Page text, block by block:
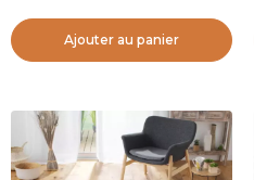
Ajouter au panier